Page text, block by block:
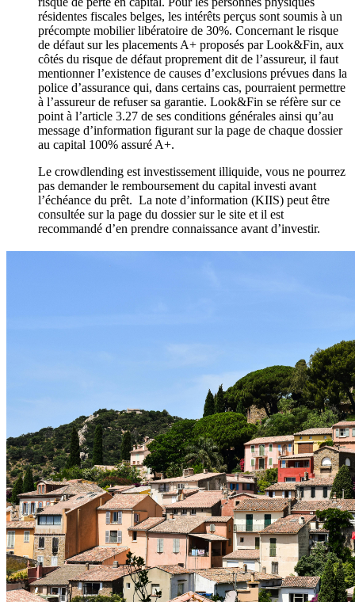
résidentes fiscales belges, les intérêts perçus sont soumis à un
précompte mobilier libératoire de 30%. Concernant le risque
de défaut sur les placements A+ proposés par Look&Fin, aux
côtés du risque de défaut proprement dit de l’assureur, il faut
mentionner l’existence de causes d’exclusions prévues dans la
police d’assurance qui, dans certains cas, pourraient permettre
à l’assureur de refuser sa garantie. Look&Fin se réfère sur ce
point à l’article 3.27 de ses conditions générales ainsi qu’au
message d’information figurant sur la page de chaque dossier
au capital 100% assuré A+.
Le crowdlending est investissement illiquide, vous ne pourrez
pas demander le remboursement du capital investi avant
l’échéance du prêt. La note d’information (KIIS) peut être
consultée sur la page du dossier sur le site et il est
recommandé d’en prendre connaissance avant d’investir.